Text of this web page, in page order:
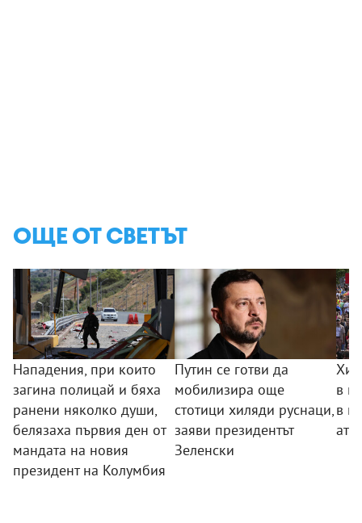
ОЩЕ ОТ СВЕТЪТ
Нападения, при които
загина полицай и бяха
ранени няколко души,
белязаха първия ден от
мандата на новия
президент на Колумбия
Путин се готви да
мобилизира още
стотици хиляди руснаци,
заяви президентът
Зеленски
в
в